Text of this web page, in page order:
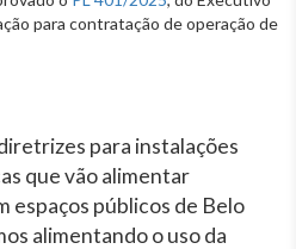
para contratação de operação de
para instalações
que vão alimentar
espaços públicos de Belo
alimentando o uso da